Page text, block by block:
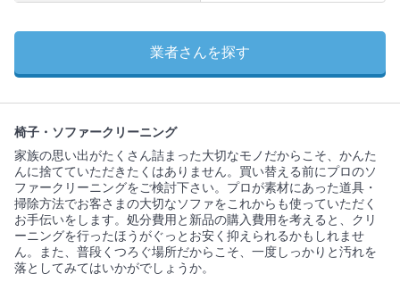
業者さんを探す
椅子・ソファークリーニング
家族の思い出がたくさん詰まった大切なモノだからこそ、かんた
んに捨てていただきたくはありません。買い替える前にプロのソ
ファークリーニングをご検討下さい。プロが素材にあった道具・
掃除方法でお客さまの大切なソファをこれからも使っていただく
お手伝いをします。処分費用と新品の購入費用を考えると、クリ
ーニングを行ったほうがぐっとお安く抑えられるかもしれませ
ん。また、普段くつろぐ場所だからこそ、一度しっかりと汚れを
落としてみてはいかがでしょうか。